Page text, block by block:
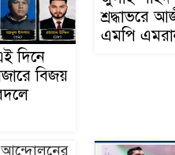
দিনে
বিজয়
শ্রদ্ধাভরে
এমপি